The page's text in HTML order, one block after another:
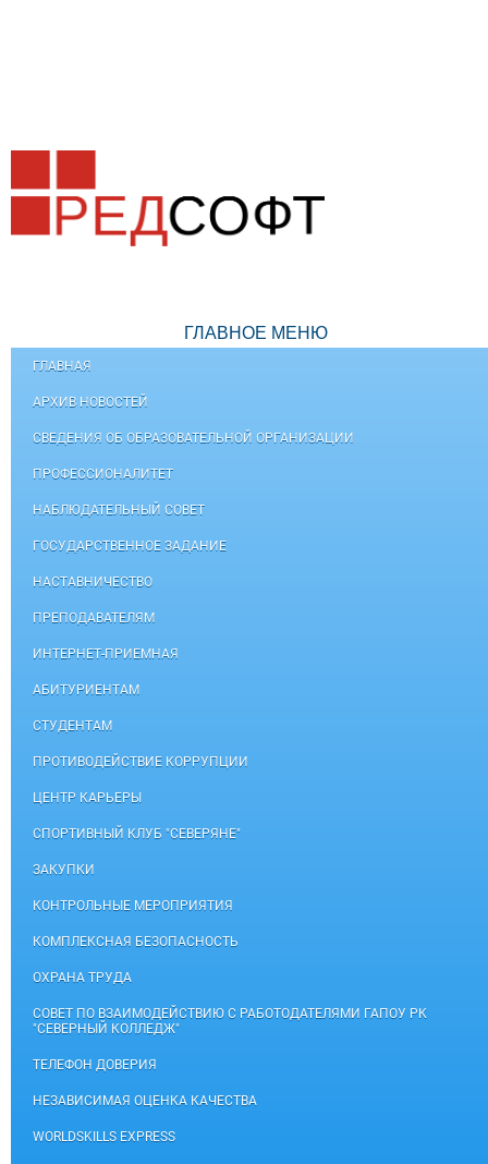
ГЛАВНОЕ МЕНЮ
ГЛАВНАЯ
АРХИВ НОВОСТЕЙ
СВЕДЕНИЯ ОБ ОБРАЗОВАТЕЛЬНОЙ ОРГАНИЗАЦИИ
ПРОФЕССИОНАЛИТЕТ
НАБЛЮДАТЕЛЬНЫЙ СОВЕТ
ГОСУДАРСТВЕННОЕ ЗАДАНИЕ
НАСТАВНИЧЕСТВО
ПРЕПОДАВАТЕЛЯМ
ИНТЕРНЕТ-ПРИЕМНАЯ
АБИТУРИЕНТАМ
СТУДЕНТАМ
ПРОТИВОДЕЙСТВИЕ КОРРУПЦИИ
ЦЕНТР КАРЬЕРЫ
СПОРТИВНЫЙ КЛУБ "СЕВЕРЯНЕ"
ЗАКУПКИ
КОНТРОЛЬНЫЕ МЕРОПРИЯТИЯ
КОМПЛЕКСНАЯ БЕЗОПАСНОСТЬ
ОХРАНА ТРУДА
СОВЕТ ПО ВЗАИМОДЕЙСТВИЮ С РАБОТОДАТЕЛЯМИ ГАПОУ РК
"СЕВЕРНЫЙ КОЛЛЕДЖ"
ТЕЛЕФОН ДОВЕРИЯ
НЕЗАВИСИМАЯ ОЦЕНКА КАЧЕСТВА
WORLDSKILLS EXPRESS